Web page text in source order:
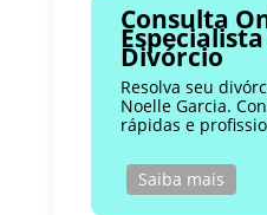
Consulta
Divórcio
Resolva seu
Noelle Garcia.
rápidas e
Saiba mais